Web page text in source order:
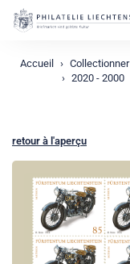
Accueil Collectionner
2020 - 2000
retour à l'aperçu